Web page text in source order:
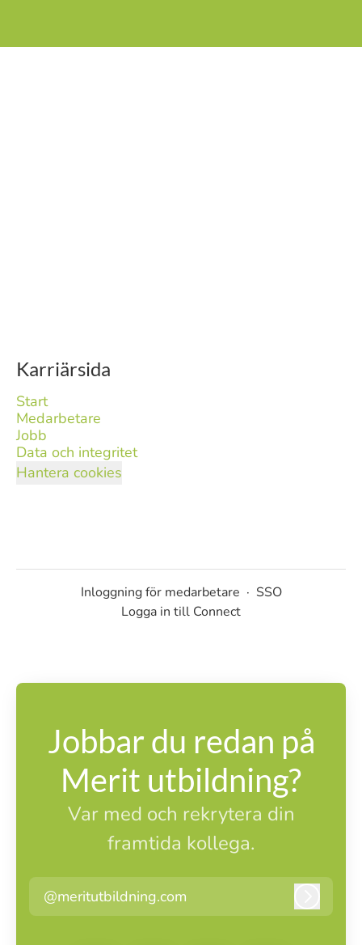
Karriärsida
Start
Medarbetare
Jobb
Data och integritet
Hantera cookies
Inloggning för medarbetare · SSO
Logga in till Connect
Jobbar du redan på
Merit utbildning?
Var med och rekrytera din
framtida kollega.
@meritutbildning.com